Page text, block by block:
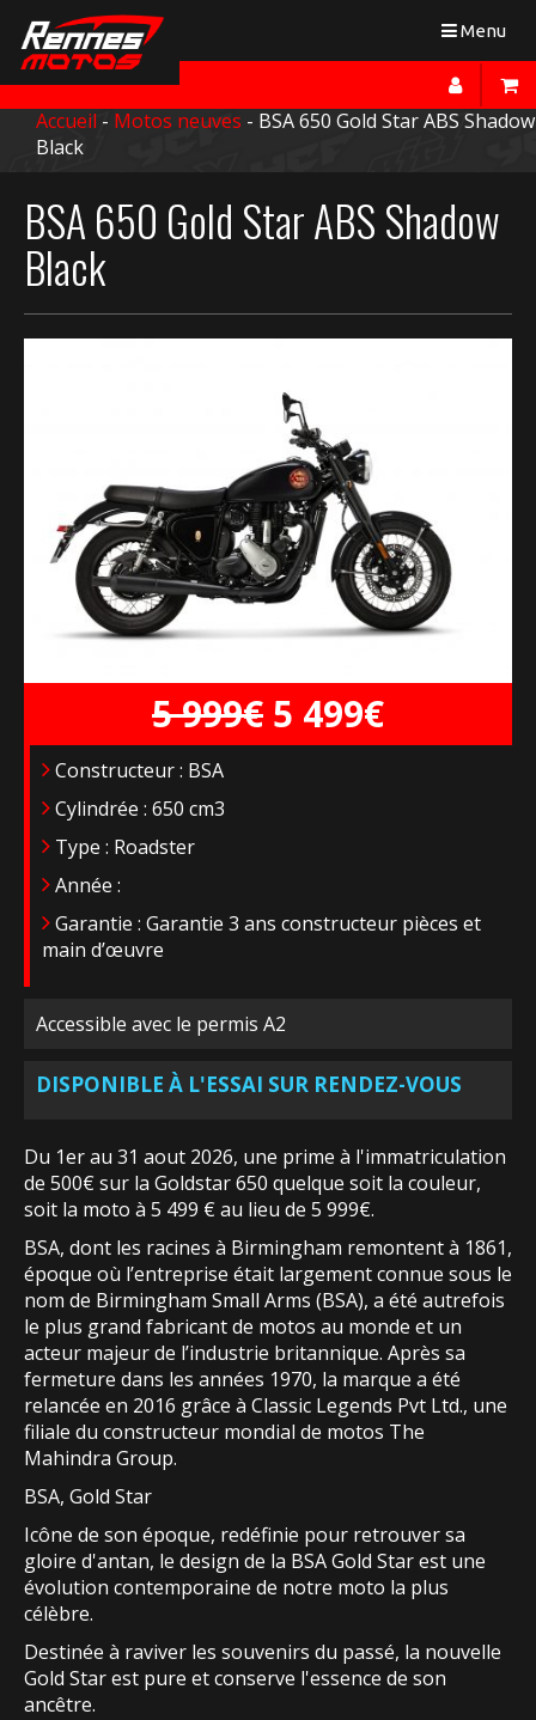
Toggle
Menu
Accueil - Motos neuves - BSA 650 Gold Star ABS Shadow
Black
BSA 650 Gold Star ABS Shadow
Black
5 999€ 5 499€
Constructeur : BSA
Cylindrée : 650 cm3
Type : Roadster
Année :
Garantie : Garantie 3 ans constructeur pièces et
main d’œuvre
Accessible avec le permis A2
DISPONIBLE À L'ESSAI SUR RENDEZ-VOUS
Du 1er au 31 aout 2026, une prime à l'immatriculation
de 500€ sur la Goldstar 650 quelque soit la couleur,
soit la moto à 5 499 € au lieu de 5 999€.
BSA, dont les racines à Birmingham remontent à 1861,
époque où l’entreprise était largement connue sous le
nom de Birmingham Small Arms (BSA), a été autrefois
le plus grand fabricant de motos au monde et un
acteur majeur de l’industrie britannique. Après sa
fermeture dans les années 1970, la marque a été
relancée en 2016 grâce à Classic Legends Pvt Ltd., une
filiale du constructeur mondial de motos The
Mahindra Group.
BSA, Gold Star
Icône de son époque, redéfinie pour retrouver sa
gloire d'antan, le design de la BSA Gold Star est une
évolution contemporaine de notre moto la plus
célèbre.
Destinée à raviver les souvenirs du passé, la nouvelle
Gold Star est pure et conserve l'essence de son
ancêtre.